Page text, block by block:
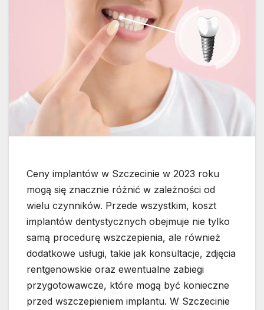
Ceny implantów w Szczecinie w 2023 roku
mogą się znacznie różnić w zależności od
wielu czynników. Przede wszystkim, koszt
implantów dentystycznych obejmuje nie tylko
samą procedurę wszczepienia, ale również
dodatkowe usługi, takie jak konsultacje, zdjęcia
rentgenowskie oraz ewentualne zabiegi
przygotowawcze, które mogą być konieczne
przed wszczepieniem implantu. W Szczecinie